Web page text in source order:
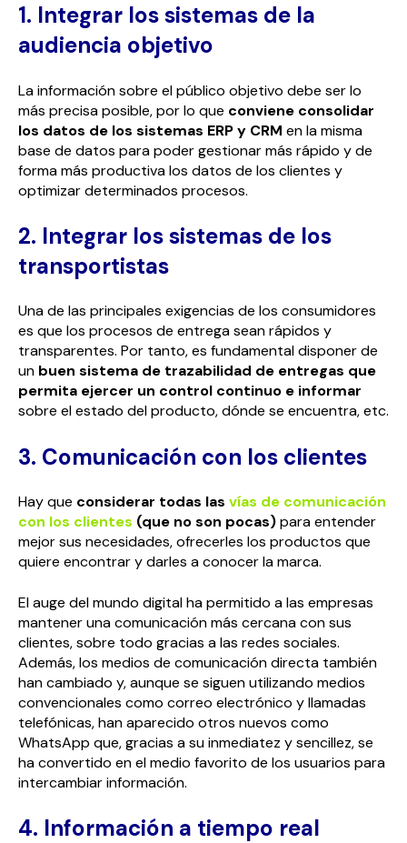
1. Integrar los sistemas de la
audiencia objetivo
La información sobre el público objetivo debe ser lo
más precisa posible, por lo que conviene consolidar
los datos de los sistemas ERP y CRM en la misma
base de datos para poder gestionar más rápido y de
forma más productiva los datos de los clientes y
optimizar determinados procesos.
2. Integrar los sistemas de los
transportistas
Una de las principales exigencias de los consumidores
es que los procesos de entrega sean rápidos y
transparentes. Por tanto, es fundamental disponer de
un buen sistema de trazabilidad de entregas que
permita ejercer un control continuo e informar
sobre el estado del producto, dónde se encuentra, etc.
3. Comunicación con los clientes
Hay que considerar todas las vías de comunicación
con los clientes (que no son pocas)para entender
mejor sus necesidades, ofrecerles los productos que
quiere encontrar y darles a conocer la marca.
El auge del mundo digital ha permitido a las empresas
mantener una comunicación más cercana con sus
clientes, sobre todo gracias a las redes sociales.
Además, los medios de comunicación directa también
han cambiado y, aunque se siguen utilizando medios
convencionales como correo electrónico y llamadas
telefónicas, han aparecido otros nuevos como
WhatsApp que, gracias a su inmediatez y sencillez, se
ha convertido en el medio favorito de los usuarios para
intercambiar información.
4. Información a tiempo real